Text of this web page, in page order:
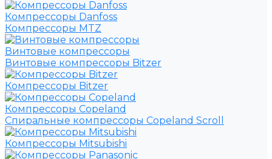
Компрессоры Danfoss
Компрессоры MTZ
Винтовые компрессоры
Винтовые компрессоры Bitzer
Компрессоры Bitzer
Компрессоры Copeland
Спиральные компрессоры Copeland Scroll
Компрессоры Mitsubishi